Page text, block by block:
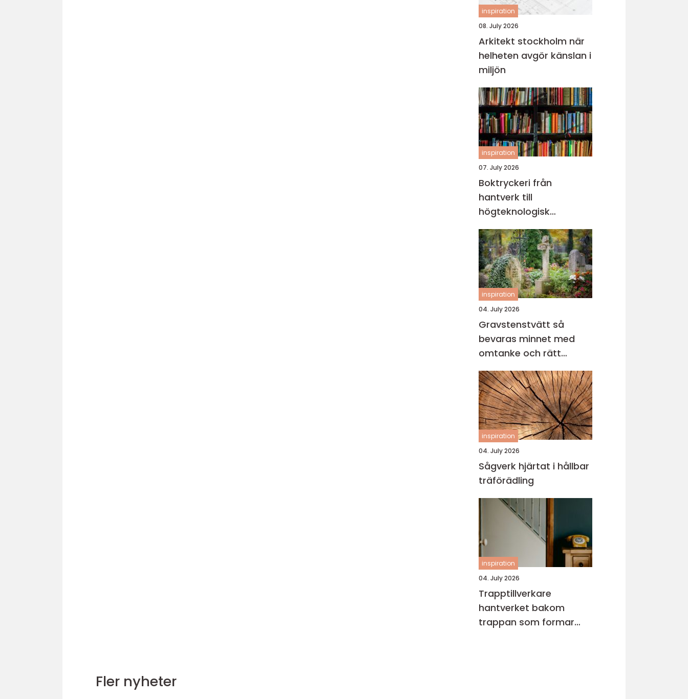
inspiration
08. July 2026
Arkitekt stockholm när
helheten avgör känslan i
miljön
inspiration
07. July 2026
Boktryckeri från
hantverk till
högteknologisk
bokproduktion
inspiration
04. July 2026
Gravstenstvätt så
bevaras minnet med
omtanke och rätt
metod
inspiration
04. July 2026
Sågverk hjärtat i hållbar
träförädling
inspiration
04. July 2026
Trapptillverkare
hantverket bakom
trappan som formar
Fler nyheter